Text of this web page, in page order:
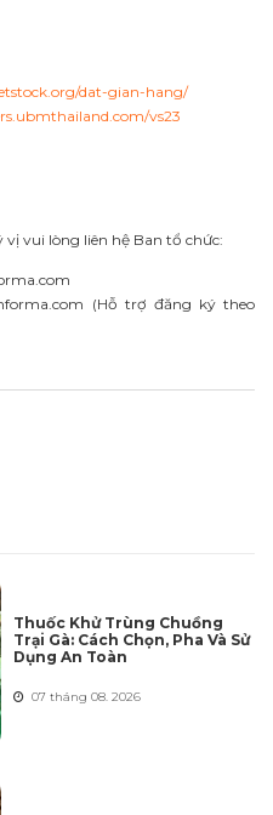
dat-gian-hang/
vs23
vui lòng liên hệ Ban tổ chức:
(Hỗ trợ đăng ký theo
Thuốc Khử Trùng Chuồng
Trại Gà: Cách Chọn, Pha Và Sử
Dụng An Toàn
07 tháng 08. 2026